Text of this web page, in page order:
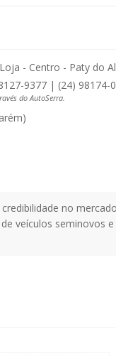
- Centro - Paty do
9377 | (24) 98174-
do AutoSerra.
no
de veículos